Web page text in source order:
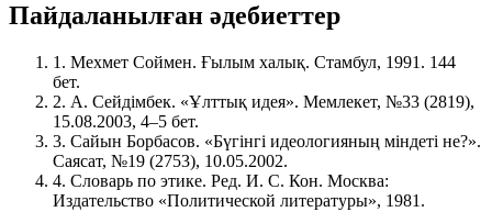
Пайдаланылған әдебиеттер
1. Мехмет Соймен. Ғылым халық. Стамбул, 1991. 144
бет.
2. А. Сейдімбек. «Ұлттық идея». Мемлекет, №33 (2819),
15.08.2003, 4–5 бет.
3. Сайын Борбасов. «Бүгінгі идеологияның міндеті не?».
Саясат, №19 (2753), 10.05.2002.
4. Словарь по этике. Ред. И. С. Кон. Москва:
Издательство «Политической литературы», 1981.